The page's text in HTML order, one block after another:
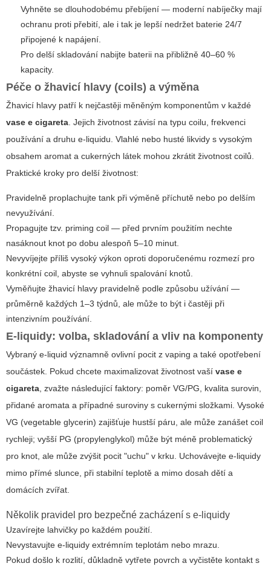
Vyhněte se dlouhodobému přebíjení — moderní nabíječky mají
ochranu proti přebití, ale i tak je lepší nedržet baterie 24/7
připojené k napájení.
Pro delší skladování nabijte baterii na přibližně 40–60 %
kapacity.
Péče o žhavicí hlavy (coils) a výměna
Žhavicí hlavy patří k nejčastěji měněným komponentům v každé
vase e cigareta. Jejich životnost závisí na typu coilu, frekvenci
používání a druhu e-liquidu. Vlahlé nebo husté likvidy s vysokým
obsahem aromat a cukerných látek mohou zkrátit životnost coilů.
Praktické kroky pro delší životnost:
Pravidelně proplachujte tank při výměně příchutě nebo po delším
nevyužívání.
Propagujte tzv. priming coil — před prvním použitím nechte
nasáknout knot po dobu alespoň 5–10 minut.
Nevyvíjejte příliš vysoký výkon oproti doporučenému rozmezí pro
konkrétní coil, abyste se vyhnuli spalování knotů.
Vyměňujte žhavicí hlavy pravidelně podle způsobu užívání —
průměrně každých 1–3 týdnů, ale může to být i častěji při
intenzivním používání.
E-liquidy: volba, skladování a vliv na komponenty
Vybraný e-liquid významně ovlivní pocit z vaping a také opotřebení
součástek. Pokud chcete maximalizovat životnost vaší vase e
cigareta, zvažte následující faktory: poměr VG/PG, kvalita surovin,
přidané aromata a případné suroviny s cukernými složkami. Vysoké
VG (vegetable glycerin) zajišťuje hustší páru, ale může zanášet coil
rychleji; vyšší PG (propylenglykol) může být méně problematický
pro knot, ale může zvýšit pocit "uchu" v krku. Uchovávejte e-liquidy
mimo přímé slunce, při stabilní teplotě a mimo dosah dětí a
domácích zvířat.
Několik pravidel pro bezpečné zacházení s e-liquidy
Uzavírejte lahvičky po každém použití.
Nevystavujte e-liquidy extrémním teplotám nebo mrazu.
Pokud došlo k rozlití, důkladně vytřete povrch a vyčistěte kontakt s